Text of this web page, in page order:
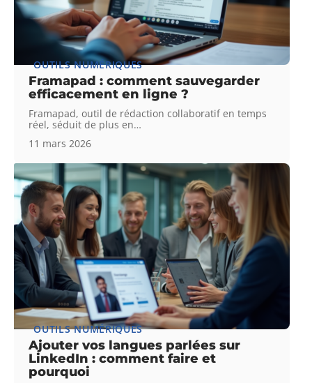
OUTILS NUMÉRIQUES
Framapad : comment sauvegarder
efficacement en ligne ?
Framapad, outil de rédaction collaboratif en temps
réel, séduit de plus en…
11 mars 2026
OUTILS NUMÉRIQUES
Ajouter vos langues parlées sur
LinkedIn : comment faire et
pourquoi